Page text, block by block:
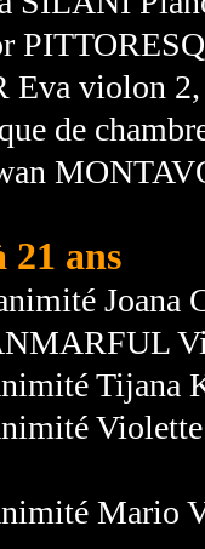
Eva violon
de
21 ans
Joana
Tijana